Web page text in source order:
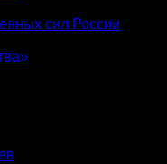
сил России